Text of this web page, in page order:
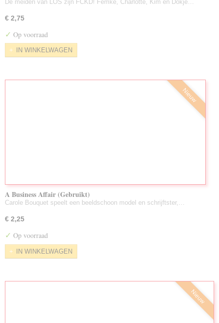
De meiden van LOS zijn FCKD! Femke, Charlotte, Kim en Dokje…
€ 2,75
✓ Op voorraad
IN WINKELWAGEN
Nieuw
A Business Affair (Gebruikt)
Carole Bouquet speelt een beeldschoon model en schrijftster,…
€ 2,25
✓ Op voorraad
IN WINKELWAGEN
Nieuw